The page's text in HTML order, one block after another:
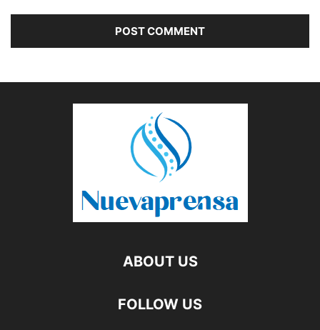
ABOUT US
FOLLOW US